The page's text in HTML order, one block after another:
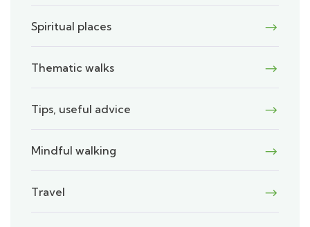
Spiritual places
Thematic walks
Tips, useful advice
Mindful walking
Travel